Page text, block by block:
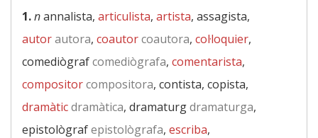
1.nannalista, articulista, artista, assagista,
autorautora, coautorcoautora, col·loquier,
comediògrafcomediògrafa, comentarista,
compositorcompositora, contista, copista,
dramàticdramàtica, dramaturgdramaturga,
epistològrafepistològrafa, escriba,